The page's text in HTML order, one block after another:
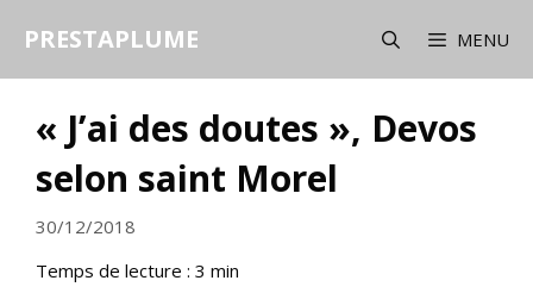
PRESTAPLUME MENU
« J’ai des doutes », Devos
selon saint Morel
30/12/2018
Temps de lecture : 3 min